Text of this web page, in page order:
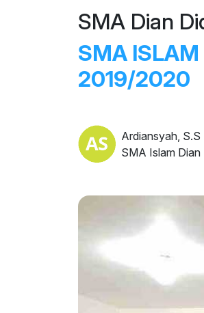
SMA Dian
SMA ISLAM
2019/2020
Ardiansyah, S.S
SMA Islam Dian